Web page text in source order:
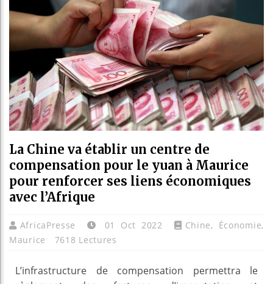
Bénin :
La Chine va établir un centre de
compensation pour le yuan à Maurice
pour renforcer ses liens économiques
avec l’Afrique
AfricaPresse 01 Oct 2022 Chine, Économie,
Maurice
7618 Lectures
L’infrastructure de compensation permettra le